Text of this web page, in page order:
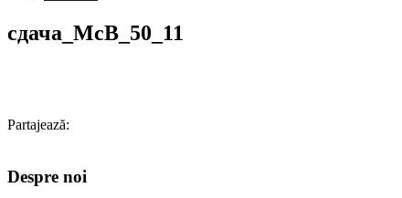
сдача_МсВ_50_11
Partajează:
Despre noi